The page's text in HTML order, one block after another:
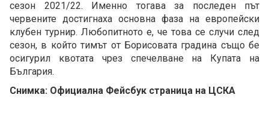
сезон 2021/22. Именно тогава за последен път
червените достигнаха основна фаза на европейски
клубен турнир. Любопитното е, че това се случи след
сезон, в който тимът от Борисовата градина също бе
осигурил квотата чрез спечелване на Купата на
България.
Снимка: Официална Фейсбук страница на ЦСКА